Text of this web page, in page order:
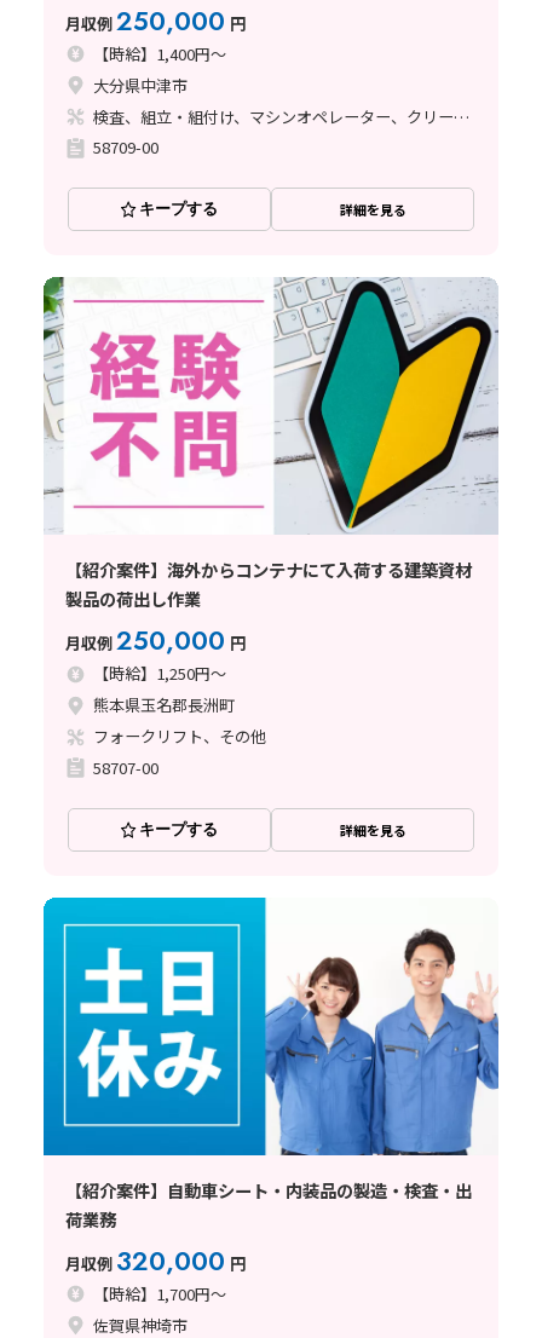
月収例250,000 円
【時給】1,400円～
大分県中津市
検査、組立・組付け、マシンオペレーター、クリーンルーム、その他
58709-00
キープする 詳細を見る
【紹介案件】海外からコンテナにて入荷する建築資材
製品の荷出し作業
月収例250,000 円
【時給】1,250円～
熊本県玉名郡長洲町
フォークリフト、その他
58707-00
キープする 詳細を見る
【紹介案件】自動車シート・内装品の製造・検査・出
荷業務
月収例 320,000 円
【時給】1,700円～
佐賀県神埼市